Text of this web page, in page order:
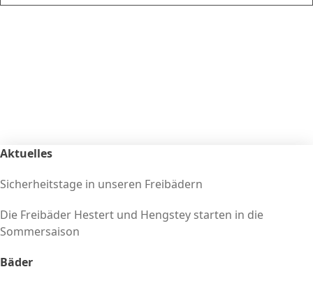
Aktuelles
Sicherheitstage in unseren Freibädern
Die Freibäder Hestert und Hengstey starten in die
Sommersaison
Bäder